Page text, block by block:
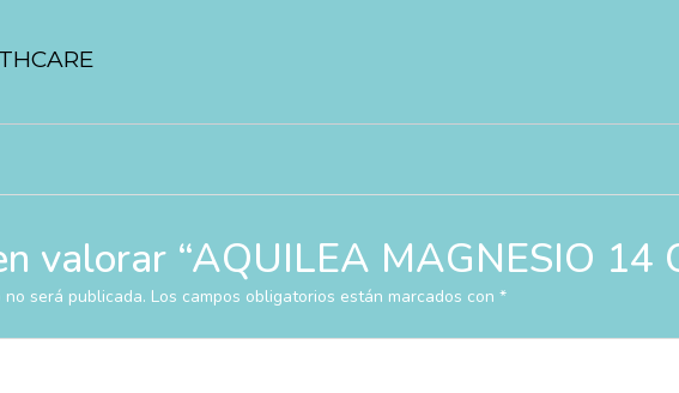
valorar “AQUILEA MAGNESIO 14
será publicada. Los campos obligatorios están marcados con *